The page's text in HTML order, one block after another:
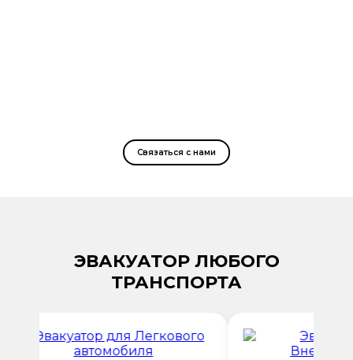
Связаться с нами
ЭВАКУАТОР ЛЮБОГО
ТРАНСПОРТА